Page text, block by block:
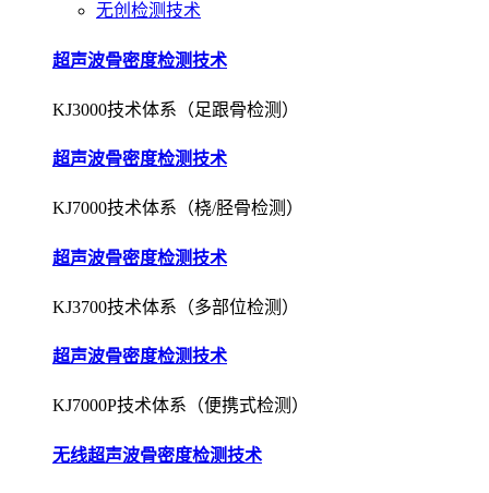
无创检测技术
超声波骨密度检测技术
KJ3000技术体系（足跟骨检测）
超声波骨密度检测技术
KJ7000技术体系（桡/胫骨检测）
超声波骨密度检测技术
KJ3700技术体系（多部位检测）
超声波骨密度检测技术
KJ7000P技术体系（便携式检测）
无线超声波骨密度检测技术